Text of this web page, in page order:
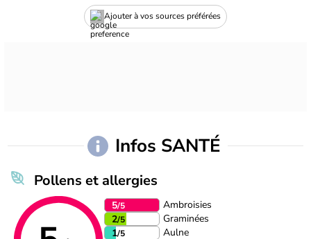
Ajouter à vos sources préférées
Infos SANTÉ
Pollens et allergies
5/5
Ambroisies
2/5
Graminées
1/5 Aulne